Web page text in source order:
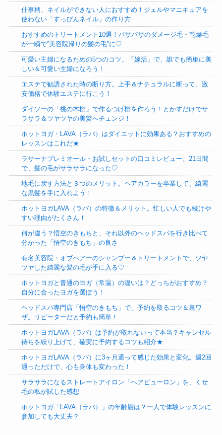
仕事柄、ネイルができない人におすすめ！ジェルやマニキュアを
使わない「すっぴんネイル」の作り方
おすすめのトリートメント10選！パサパサのダメージ毛・乾燥毛
が一瞬で”美容院帰りの髪の毛”に♡
可愛い主婦になるための5つのコツ。「嫁活」で、誰でも簡単に美
しい＆可愛い主婦になろう！
エステで勧誘された時の断り方。上手＆ナチュラルに断って、激
安価格で体験エステに行こう！
ダイソーの「桃の木櫛」で作るつげ櫛を作ろう！とかすだけでサ
ラサラ＆ツヤツヤの美髪へチェンジ！
ホットヨガ・LAVA（ラバ）はダイエットに効果ある？おすすめの
レッスンはこれだ★
ラサーナプレミオール・お試しセットの口コミレビュー。21日間
で、髪の毛がサラサラになった♡
地毛に戻す方法と３つのメリット。ヘアカラーを卒業して、綺麗
な黒髪を手に入れよう！
ホットヨガLAVA（ラバ）の特徴＆メリット。忙しい人でも続けや
すい理由がたくさん！
何が違う？悟空のきもちと、それ以外のヘッドスパを行き比べて
分かった「悟空のきもち」の良さ
有名美容院・オブヘアーのシャンプー＆トリートメントで、ツヤ
ツヤした綺麗な髪の毛が手に入る♡
ホットヨガと普通のヨガ（常温）の違いは？どっちがおすすめ？
自分に合ったヨガを選ぼう！
ヘッドスパ専門店「悟空のきもち」で、予約を取るコツ＆裏ワ
ザ。リピーターだと予約も簡単！
ホットヨガLAVA（ラバ）は予約が取れないって本当？キャンセル
待ちを繰り上げて、確実に予約するコツも紹介★
ホットヨガLAVA（ラバ）に3ヶ月通って感じた効果と変化。週2回
通っただけで、心も身体も変わった！
サラサラになるストレートアイロン「ヘアビューロン」を、くせ
毛の私が試した感想
ホットヨガ「LAVA（ラバ）」の年齢層は？一人で体験レッスンに
参加しても大丈夫？